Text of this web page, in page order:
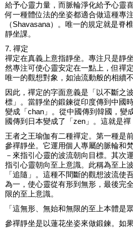
給予心靈力量，而脈輪淨化給予心靈
何一種體位法的坐姿都適合做這種專
（Shavasana）。唯一的規定就是脊
靜坐課。
7. 禪定
禪定在真義上意指靜坐。專注只是靜
然專注可使心靈安定在一點上，但禪
唯一的觀想對象，如油流動般的相續不
因此，禪定的字面意義是「以不斷之
標」。當靜坐的鍛鍊從印度傳到中國
變成「chan」。從中國傳到韓國，變
國傳到日本變成了「zen」。這就是禪
王者之王瑜伽有二種禪定。第一種是
參禪靜坐。它運用個人專屬的脈輪和
－來指引心靈的波流朝向目標。其次
指引心靈朝向至上意識。此稱為至上
「追隨」。這種不間斷的觀想波流使
為一，使心靈從有形到無形，最後完
限的至上意識。
「這無形、無始和無限的至上本體是
參禪靜坐是以蓮花坐姿來做鍛鍊。如